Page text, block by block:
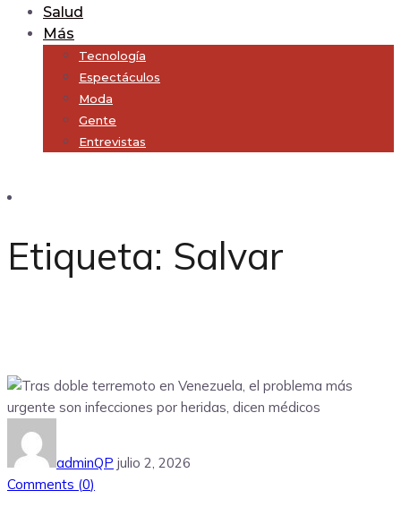
Salud
Más
Tecnología
Espectáculos
Moda
Gente
Entrevistas
Etiqueta: Salvar
adminQP julio 2, 2026
Comments (0)